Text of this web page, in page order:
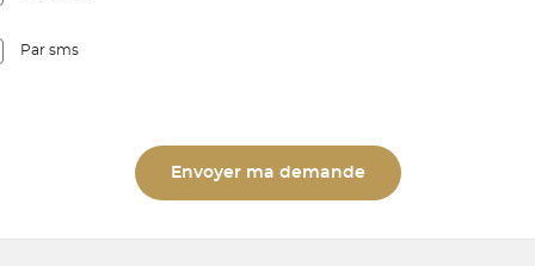
Par sms
Envoyer ma demande